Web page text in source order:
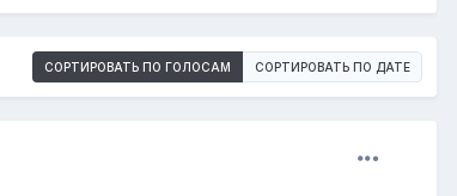
СОРТИРОВАТЬ ПО ГОЛОСАМ СОРТИРОВАТЬ ПО ДАТЕ